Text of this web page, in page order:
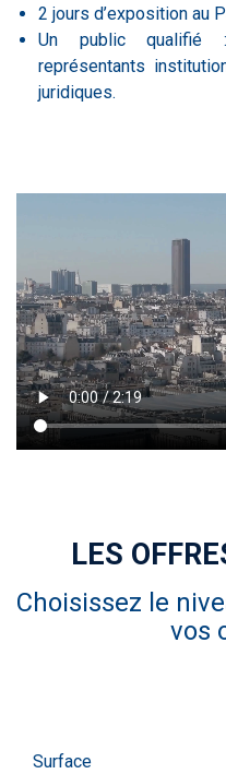
2 jours d’exposition au
Un public
représentants
juridiques.
LES
Choisissez le
vos
Surface